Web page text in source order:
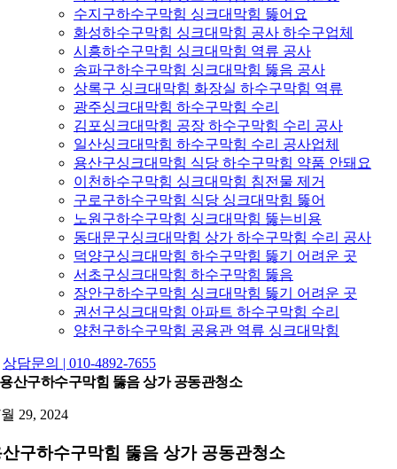
수지구하수구막힘 싱크대막힘 뚫어요
화성하수구막힘 싱크대막힘 공사 하수구업체
시흥하수구막힘 싱크대막힘 역류 공사
송파구하수구막힘 싱크대막힘 뚫음 공사
상록구 싱크대막힘 화장실 하수구막힘 역류
광주싱크대막힘 하수구막힘 수리
김포싱크대막힘 공장 하수구막힘 수리 공사
일산싱크대막힘 하수구막힘 수리 공사업체
용산구싱크대막힘 식당 하수구막힘 약품 안돼요
이천하수구막힘 싱크대막힘 침전물 제거
구로구하수구막힘 식당 싱크대막힘 뚫어
노원구하수구막힘 싱크대막힘 뚫는비용
동대문구싱크대막힘 상가 하수구막힘 수리 공사
덕양구싱크대막힘 하수구막힘 뚫기 어려운 곳
서초구싱크대막힘 하수구막힘 뚫음
장안구하수구막힘 싱크대막힘 뚫기 어려운 곳
권선구싱크대막힘 아파트 하수구막힘 수리
양천구하수구막힘 공용관 역류 싱크대막힘
상담문의 | 010-4892-7655
용산구하수구막힘 뚫음 상가 공동관청소
29, 2024
구하수구막힘 뚫음 상가 공동관청소